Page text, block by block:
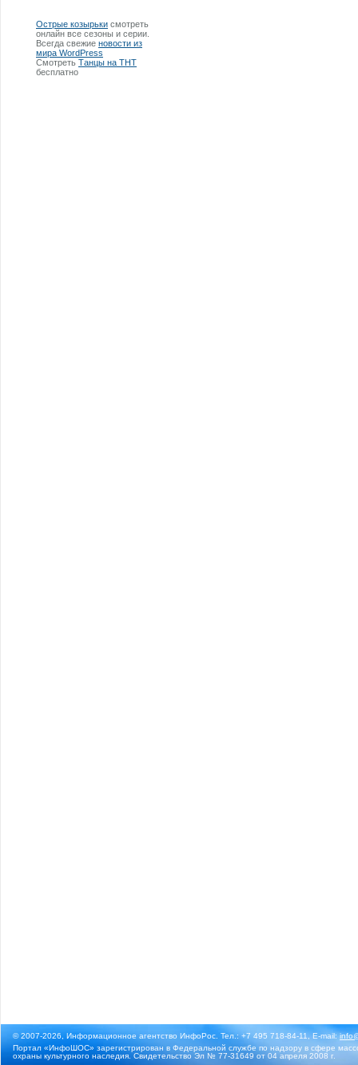
Острые козырьки смотреть
онлайн все сезоны и серии.
Всегда свежие новости из
мира WordPress
Смотреть Танцы на ТНТ
бесплатно
© 2007-2026, Информационное агентство ИнфоРос. Тел.: +7 495 718-84-11, E-mail:
Портал «ИнфоШОС» зарегистрирован в Федеральной службе по надзору в сфере
охраны культурного наследия. Свидетельство Эл № 77-31649 от 04 апреля 2008 г.